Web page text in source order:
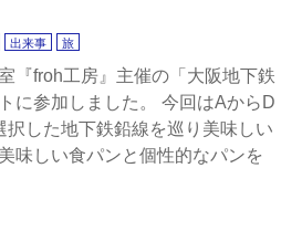
出来事 旅
『froh工房』主催の「大阪地下鉄
に参加しました。 今回はAからD
択した地下鉄鉛線を巡り美味しい
味しい食パンと個性的なパンを